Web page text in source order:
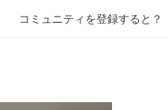
コミュニティを登録すると？